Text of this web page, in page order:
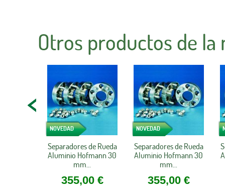
Otros productos de
NOVEDAD
Separadores de Rueda
Aluminio Hofmann 30
mm...
355,00 €
NOVEDAD
Separadores de Rueda
Aluminio Hofmann 30
mm...
355,00 €